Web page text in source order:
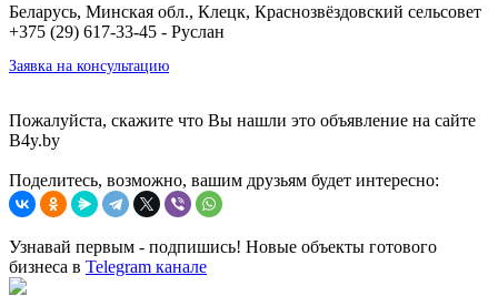
Беларусь, Минская обл., Клецк, Краснозвёздовский сельсовет
+375 (29) 617-33-45 - Руслан
Заявка на консультацию
Пожалуйста, скажите что Вы нашли это объявление на сайте
B4y.by
Поделитесь, возможно, вашим друзьям будет интересно:
Узнавай первым - подпишись! Новые объекты готового
бизнеса в Telegram канале